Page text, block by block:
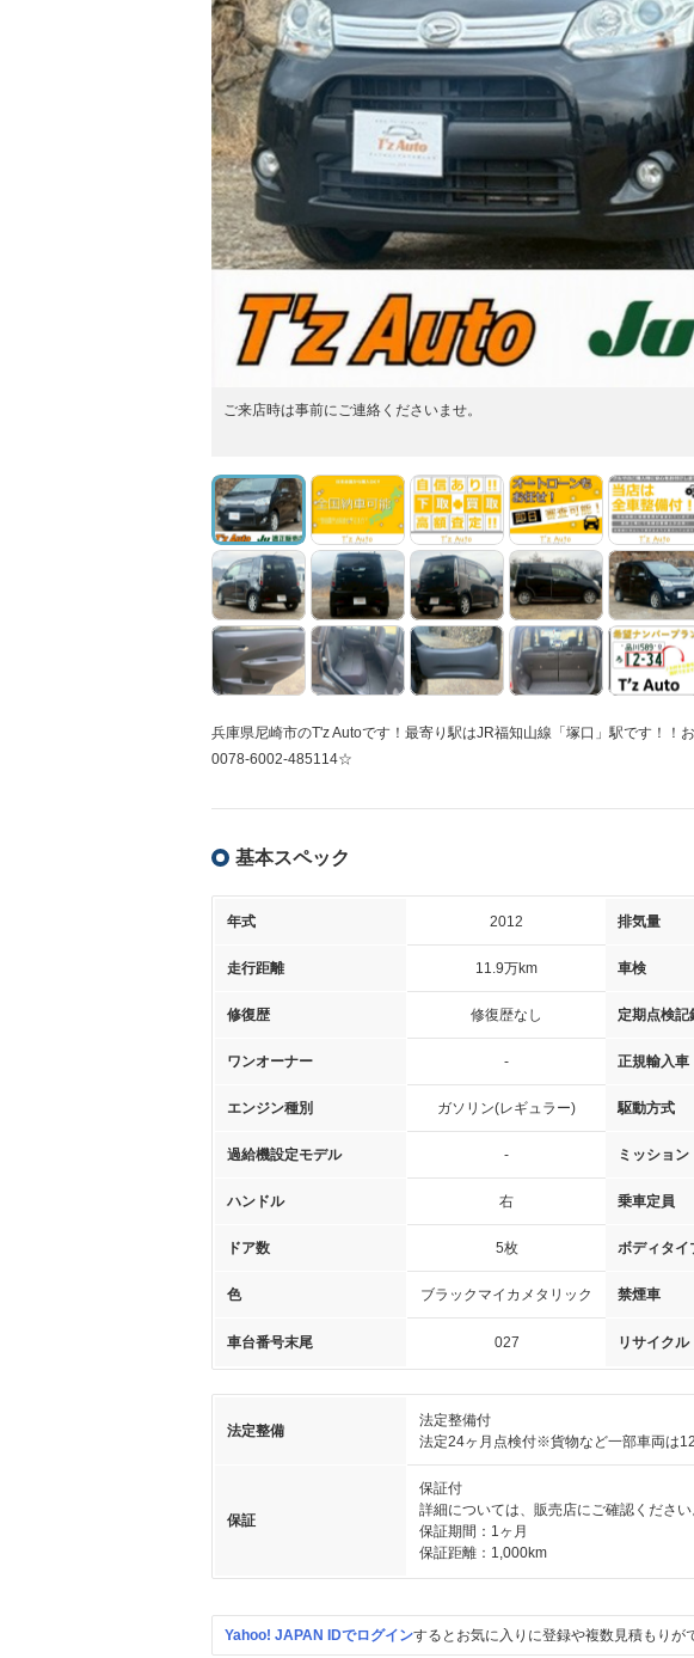
ご来店時は事前にご連絡くださいませ。
兵庫県尼崎市のT'z Autoです！最寄り駅はJR福知山線「塚口」駅です！！
0078-6002-485114☆
基本スペック
年式 2012 排気量
走行距離 11.9万km 車検
修復歴 修復歴なし 定期点検記
ワンオーナー - 正規輸入車
エンジン種別 ガソリン(レギュラー) 駆動方式
過給機設定モデル - ミッション
ハンドル 右 乗車定員
ドア数 5枚 ボディタイ
色 ブラックマイカメタリック 禁煙車
車台番号末尾 027 リサイクル
法定整備
法定整備付
法定24ヶ月点検付※貨物など一部車両は
保証
保証付
詳細については、販売店にご確認ください
保証期間：1ヶ月
保証距離：1,000km
Yahoo! JAPAN IDでログインするとお気に入りに登録や複数見積もりが